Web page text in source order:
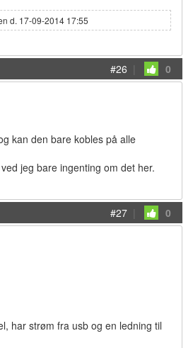
d. 17-09-2014 17:55
#26 | 0
kan den bare kobles på alle
jeg bare ingenting om det her.
#27 | 0
har strøm fra usb og en ledning til